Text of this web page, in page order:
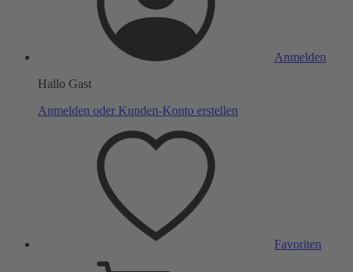
Anmelden
Hallo Gast
Anmelden oder Kunden-Konto erstellen
Favoriten